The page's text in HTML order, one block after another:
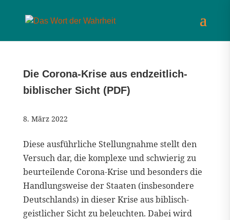
Die Corona-Krise aus endzeitlich-
biblischer Sicht (PDF)
8. März 2022
Diese ausführliche Stellungnahme stellt den
Versuch dar, die komplexe und schwierig zu
beurteilende Corona-Krise und besonders die
Handlungsweise der Staaten (insbesondere
Deutschlands) in dieser Krise aus biblisch-
geistlicher Sicht zu beleuchten. Dabei wird